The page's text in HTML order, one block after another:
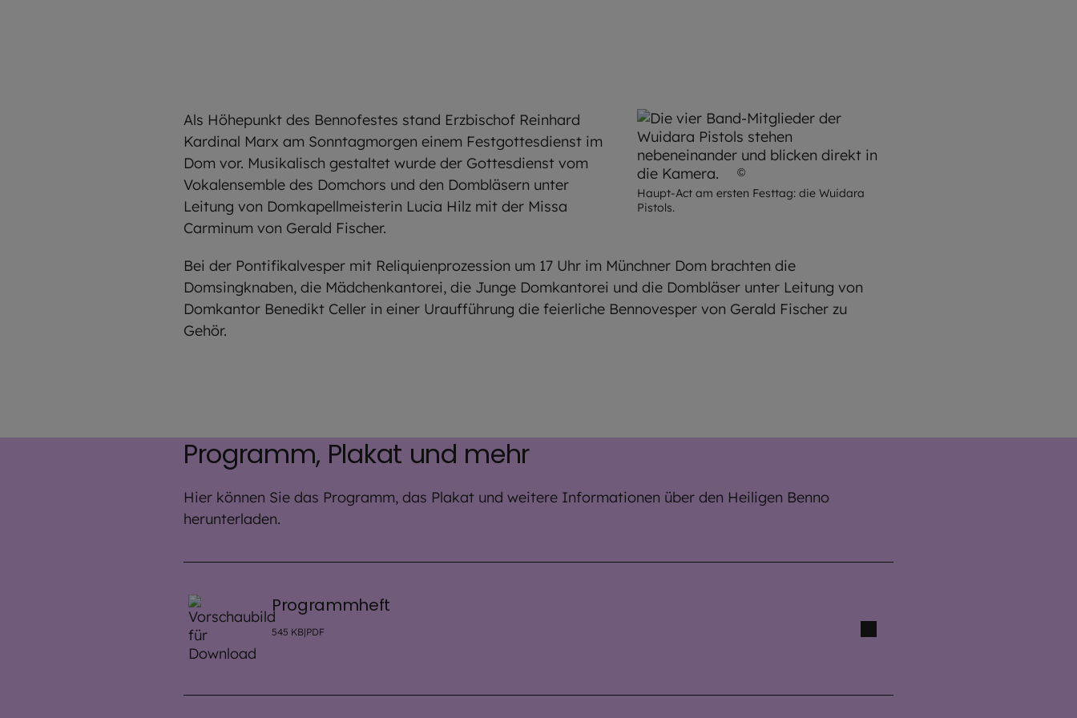
©
Haupt-Act am ersten Festtag: die Wuidara
Pistols.
Als Höhepunkt des Bennofestes stand Erzbischof Reinhard
Kardinal Marx am Sonntagmorgen einem Festgottesdienst im
Dom vor. Musikalisch gestaltet wurde der Gottesdienst vom
Vokalensemble des Domchors und den Dombläsern unter
Leitung von Domkapellmeisterin Lucia Hilz mit der Missa
Carminum von Gerald Fischer.
Bei der Pontifikalvesper mit Reliquienprozession um 17 Uhr im Münchner Dom brachten die
Domsingknaben, die Mädchenkantorei, die Junge Domkantorei und die Dombläser unter Leitung von
Domkantor Benedikt Celler in einer Uraufführung die feierliche Bennovesper von Gerald Fischer zu
Gehör.
Programm, Plakat und mehr
Hier können Sie das Programm, das Plakat und weitere Informationen über den Heiligen Benno
herunterladen.
Programmheft
545 KB|PDF